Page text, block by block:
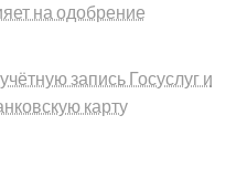
на одобрение
запись Госуслуг и
карту